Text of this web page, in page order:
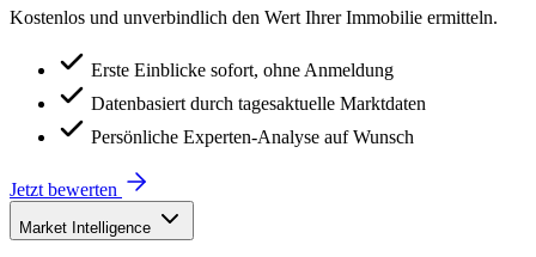
Kostenlos und unverbindlich den Wert Ihrer Immobilie ermitteln.
Erste Einblicke sofort, ohne Anmeldung
Datenbasiert durch tagesaktuelle Marktdaten
Persönliche Experten-Analyse auf Wunsch
Jetzt bewerten
Market Intelligence